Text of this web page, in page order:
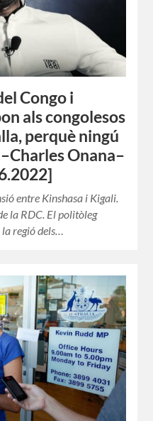
Congo i
als congolesos
perquè ningú
Onana–
entre Kinshasa i Kigali.
la RDC. El politòleg
la regió dels…